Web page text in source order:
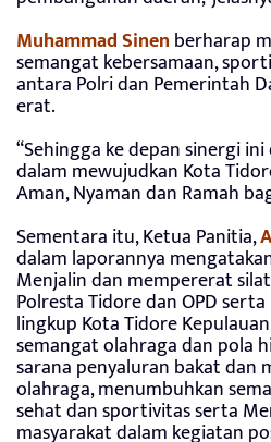
Muhammad Sinen berharap
semangat kebersamaan,
antara Polri dan Pemerintah
erat.
“Sehingga ke depan sinergi
dalam mewujudkan Kota
Aman, Nyaman dan Ramah
Sementara itu, Ketua Panitia,
dalam laporannya
Menjalin dan mempererat
Polresta Tidore dan OPD
lingkup Kota Tidore
semangat olahraga dan pola
sarana penyaluran bakat dan
olahraga, menumbuhkan
sehat dan sportivitas serta
masyarakat dalam kegiatan